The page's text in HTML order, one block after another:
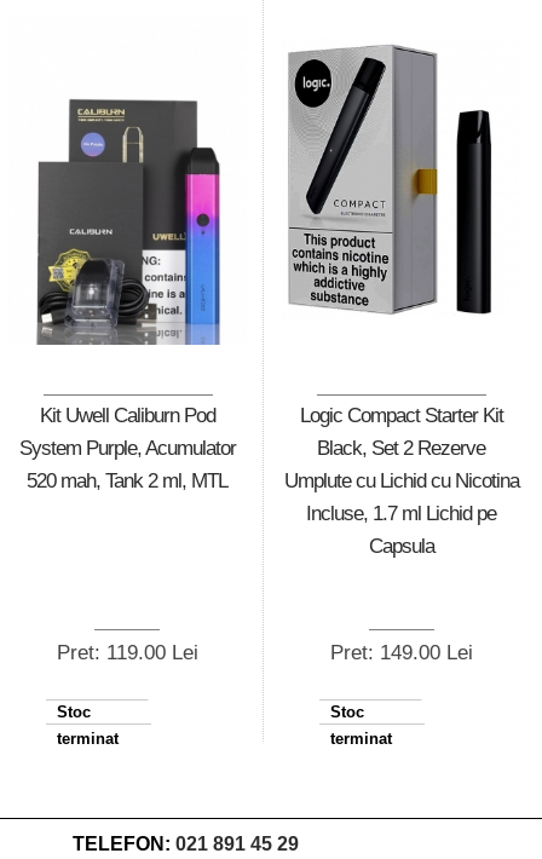
Kit Uwell Caliburn Pod
System Purple, Acumulator
520 mah, Tank 2 ml, MTL
Pret: 119.00 Lei
Stoc
terminat
Logic Compact Starter Kit
Black, Set 2 Rezerve
Umplute cu Lichid cu Nicotina
Incluse, 1.7 ml Lichid pe
Capsula
Pret: 149.00 Lei
Stoc
terminat
TELEFON: 021 891 45 29